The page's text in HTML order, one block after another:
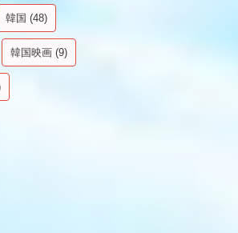
韓国 (48)
韓国映画(9)